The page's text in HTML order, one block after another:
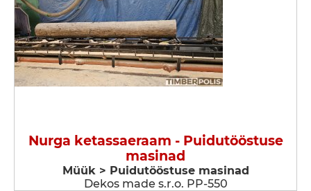
Nurga ketassaeraam - Puidutööstuse
masinad
Müük > Puidutööstuse masinad
Dekos made s.r.o. PP-550